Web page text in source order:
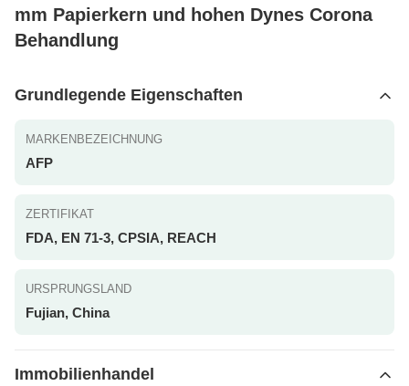
mm Papierkern und hohen Dynes Corona
Behandlung
Grundlegende Eigenschaften
MARKENBEZEICHNUNG
AFP
ZERTIFIKAT
FDA, EN 71-3, CPSIA, REACH
URSPRUNGSLAND
Fujian, China
Immobilienhandel